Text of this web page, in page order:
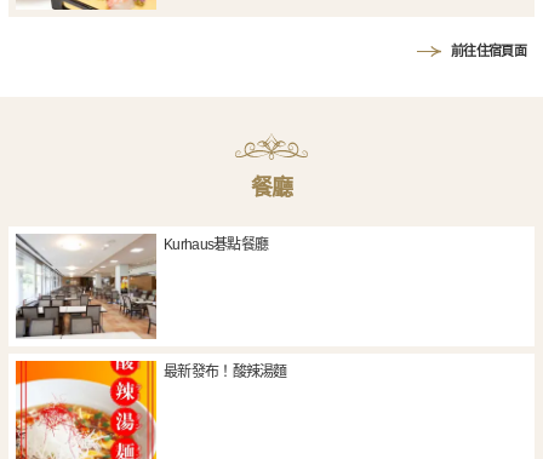
前往住宿頁面
餐廳
Kurhaus碁點餐廳
最新發布！酸辣湯麵